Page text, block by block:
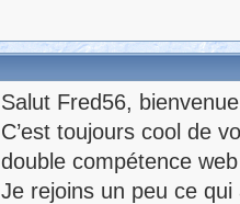
Salut Fred56,
C’est toujours cool de
double compétence web
Je rejoins un peu ce